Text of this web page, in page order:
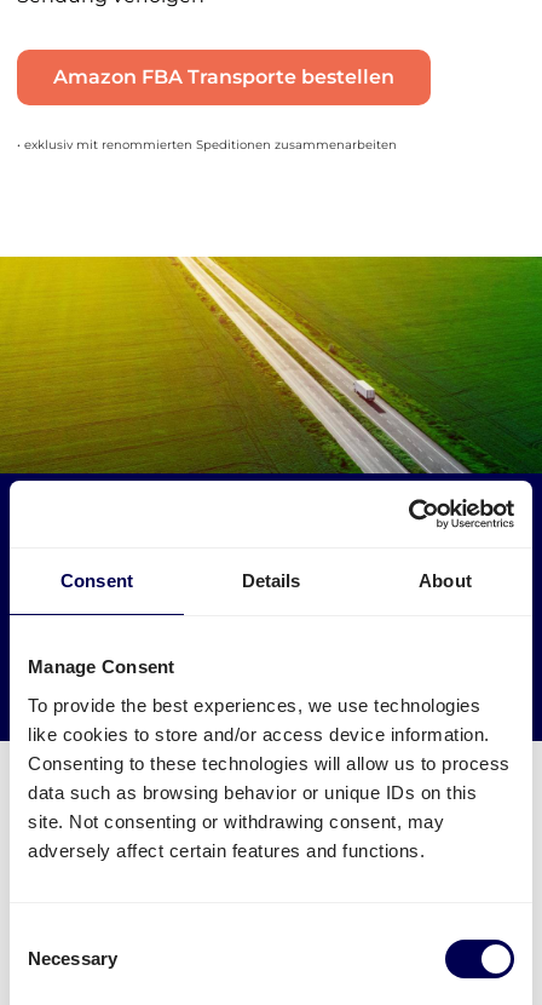
Consent Details About
Manage Consent
To provide the best experiences, we use technologies
like cookies to store and/or access device information.
Consenting to these technologies will allow us to process
data such as browsing behavior or unique IDs on this
site. Not consenting or withdrawing consent, may
adversely affect certain features and functions.
Selection
Necessary
Amazon FBA Transporte bestellen
• exklusiv mit renommierten Speditionen zusammenarbeiten
abholen, die sonst leer fahren würden.
Welche Angaben sind nötig?